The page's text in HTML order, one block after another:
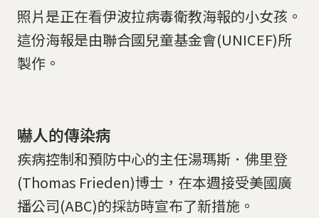
照片是正在看伊波拉病毒衛教海報的小女孩。
這份海報是由聯合國兒童基金會(UNICEF)所
製作。
嚇人的傳染病
疾病控制和預防中心的主任湯瑪斯．佛里登
(Thomas Frieden)博士，在本週接受美國廣
播公司(ABC)的採訪時宣布了新措施。